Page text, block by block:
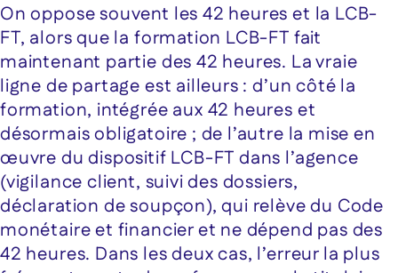
On oppose souvent les 42 heures et la LCB-
FT, alors que la formation LCB-FT fait
maintenant partie des 42 heures. La vraie
ligne de partage est ailleurs : d’un côté la
formation, intégrée aux 42 heures et
désormais obligatoire ; de l’autre la mise en
œuvre du dispositif LCB-FT dans l’agence
(vigilance client, suivi des dossiers,
déclaration de soupçon), qui relève du Code
monétaire et financier et ne dépend pas des
42 heures. Dans les deux cas, l’erreur la plus